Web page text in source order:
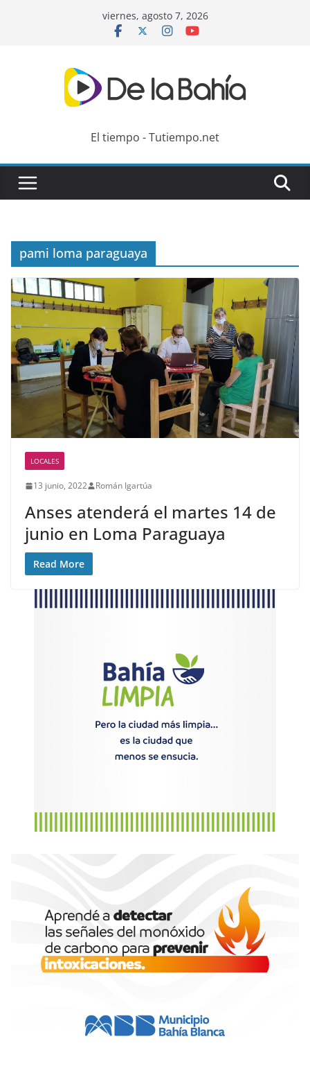
viernes, agosto 7, 2026
El tiempo - Tutiempo.net
pami loma paraguaya
LOCALES
13 junio, 2022 Román Igartúa
Anses atenderá el martes 14 de
junio en Loma Paraguaya
Read More